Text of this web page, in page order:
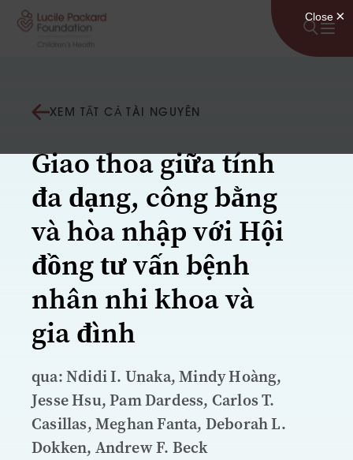
Bỏ qua nội dung
XEM TẤT CẢ TÀI NGUYÊN
Giao thoa giữa tính
đa dạng, công bằng
và hòa nhập với Hội
đồng tư vấn bệnh
nhân nhi khoa và
gia đình
qua: Ndidi I. Unaka, Mindy Hoàng,
Jesse Hsu, Pam Dardess, Carlos T.
Casillas, Meghan Fanta, Deborah L.
Dokken, Andrew F. Beck